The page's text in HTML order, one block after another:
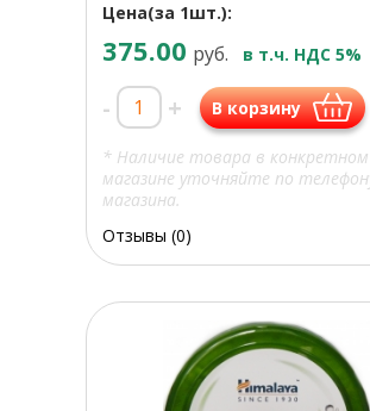
Цена(за 1шт.):
375.00 руб. в т.ч. НДС 5%
- + В корзину
* Наличие товара в конкретном
магазине уточняйте по
магазина.
Отзывы (0)